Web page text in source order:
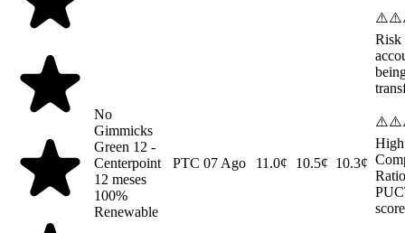
No
Gimmicks
Green 12 -
Centerpoint
12 meses
100%
Renewable
PTC 07 Ago 11.0¢ 10.5¢ 10.3¢
Risk
High
score